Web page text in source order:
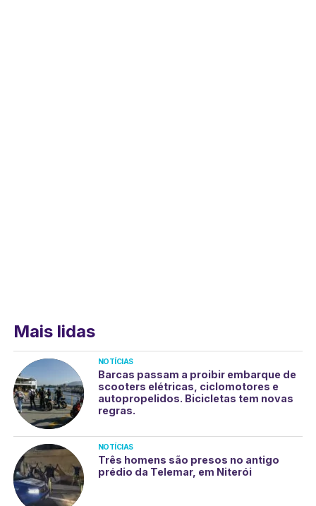
Mais lidas
NOTÍCIAS
Barcas passam a proibir embarque de
scooters elétricas, ciclomotores e
autopropelidos. Bicicletas tem novas
regras.
NOTÍCIAS
Três homens são presos no antigo
prédio da Telemar, em Niterói